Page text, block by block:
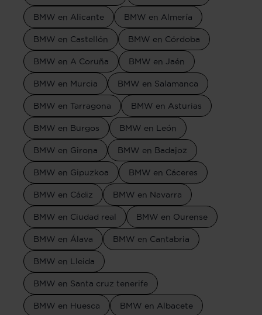
BMW en Alicante BMW en Almería
BMW en Castellón BMW en Córdoba
BMW en A Coruña BMW en Jaén
BMW en Murcia BMW en Salamanca
BMW en Tarragona BMW en Asturias
BMW en Burgos BMW en León
BMW en Girona BMW en Badajoz
BMW en Gipuzkoa BMW en Cáceres
BMW en Cádiz BMW en Navarra
BMW en Ciudad real BMW en Ourense
BMW en Álava BMW en Cantabria
BMW en Lleida
BMW en Santa cruz tenerife
BMW en Huesca BMW en Albacete